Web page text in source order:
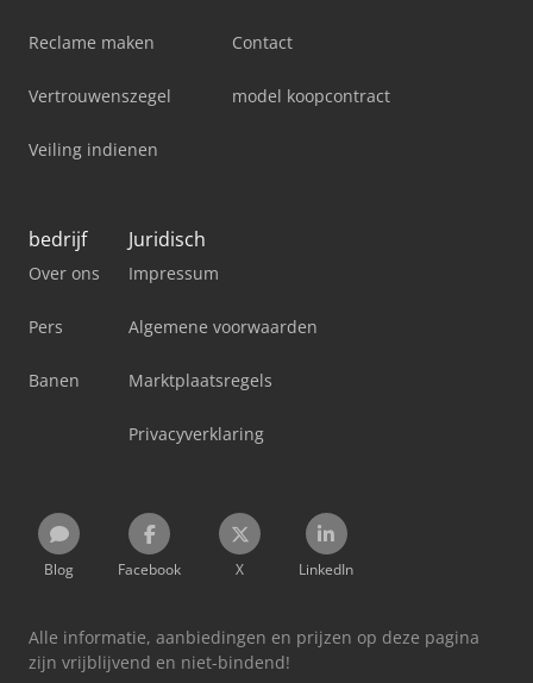
Reclame maken
Vertrouwenszegel
Veiling indienen
Contact
model koopcontract
bedrijf
Over ons
Pers
Banen
Juridisch
Impressum
Algemene voorwaarden
Marktplaatsregels
Privacyverklaring
Blog Facebook X LinkedIn
Alle informatie, aanbiedingen en prijzen op deze pagina
zijn vrijblijvend en niet-bindend!